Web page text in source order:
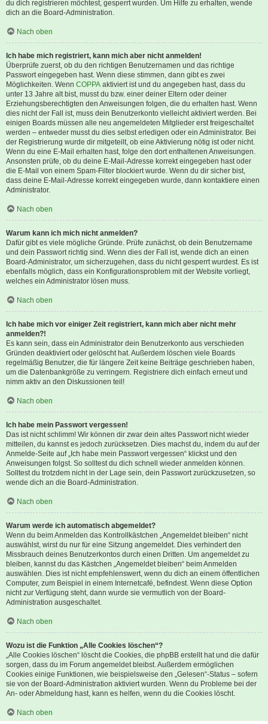
du dich registrieren möchtest, gesperrt wurden. Um Hilfe zu erhalten, wende
dich an die Board-Administration.
Nach oben
Ich habe mich registriert, kann mich aber nicht anmelden!
Überprüfe zuerst, ob du den richtigen Benutzernamen und das richtige
Passwort eingegeben hast. Wenn diese stimmen, dann gibt es zwei
Möglichkeiten. Wenn COPPA aktiviert ist und du angegeben hast, dass du
unter 13 Jahre alt bist, musst du bzw. einer deiner Eltern oder deiner
Erziehungsberechtigten den Anweisungen folgen, die du erhalten hast. Wenn
dies nicht der Fall ist, muss dein Benutzerkonto vielleicht aktiviert werden. Bei
einigen Boards müssen alle neu angemeldeten Mitglieder erst freigeschaltet
werden – entweder musst du dies selbst erledigen oder ein Administrator. Bei
der Registrierung wurde dir mitgeteilt, ob eine Aktivierung nötig ist oder nicht.
Wenn du eine E-Mail erhalten hast, folge den dort enthaltenen Anweisungen.
Ansonsten prüfe, ob du deine E-Mail-Adresse korrekt eingegeben hast oder
die E-Mail von einem Spam-Filter blockiert wurde. Wenn du dir sicher bist,
dass deine E-Mail-Adresse korrekt eingegeben wurde, dann kontaktiere einen
Administrator.
Nach oben
Warum kann ich mich nicht anmelden?
Dafür gibt es viele mögliche Gründe. Prüfe zunächst, ob dein Benutzername
und dein Passwort richtig sind. Wenn dies der Fall ist, wende dich an einen
Board-Administrator, um sicherzugehen, dass du nicht gesperrt wurdest. Es ist
ebenfalls möglich, dass ein Konfigurationsproblem mit der Website vorliegt,
welches ein Administrator lösen muss.
Nach oben
Ich habe mich vor einiger Zeit registriert, kann mich aber nicht mehr
anmelden?!
Es kann sein, dass ein Administrator dein Benutzerkonto aus verschieden
Gründen deaktiviert oder gelöscht hat. Außerdem löschen viele Boards
regelmäßig Benutzer, die für längere Zeit keine Beiträge geschrieben haben,
um die Datenbankgröße zu verringern. Registriere dich einfach erneut und
nimm aktiv an den Diskussionen teil!
Nach oben
Ich habe mein Passwort vergessen!
Das ist nicht schlimm! Wir können dir zwar dein altes Passwort nicht wieder
mitteilen, du kannst es jedoch zurücksetzen. Dies machst du, indem du auf der
Anmelde-Seite auf „Ich habe mein Passwort vergessen“ klickst und den
Anweisungen folgst. So solltest du dich schnell wieder anmelden können.
Solltest du trotzdem nicht in der Lage sein, dein Passwort zurückzusetzen, so
wende dich an die Board-Administration.
Nach oben
Warum werde ich automatisch abgemeldet?
Wenn du beim Anmelden das Kontrollkästchen „Angemeldet bleiben“ nicht
auswählst, wirst du nur für eine Sitzung angemeldet. Dies verhindert den
Missbrauch deines Benutzerkontos durch einen Dritten. Um angemeldet zu
bleiben, kannst du das Kästchen „Angemeldet bleiben“ beim Anmelden
auswählen. Dies ist nicht empfehlenswert, wenn du dich an einem öffentlichen
Computer, zum Beispiel in einem Internetcafé, befindest. Wenn diese Option
nicht zur Verfügung steht, dann wurde sie vermutlich von der Board-
Administration ausgeschaltet.
Nach oben
Wozu ist die Funktion „Alle Cookies löschen“?
„Alle Cookies löschen“ löscht die Cookies, die phpBB erstellt hat und die dafür
sorgen, dass du im Forum angemeldet bleibst. Außerdem ermöglichen
Cookies einige Funktionen, wie beispielsweise den „Gelesen“-Status – sofern
sie von der Board-Administration aktiviert wurden. Wenn du Probleme bei der
An- oder Abmeldung hast, kann es helfen, wenn du die Cookies löscht.
Nach oben